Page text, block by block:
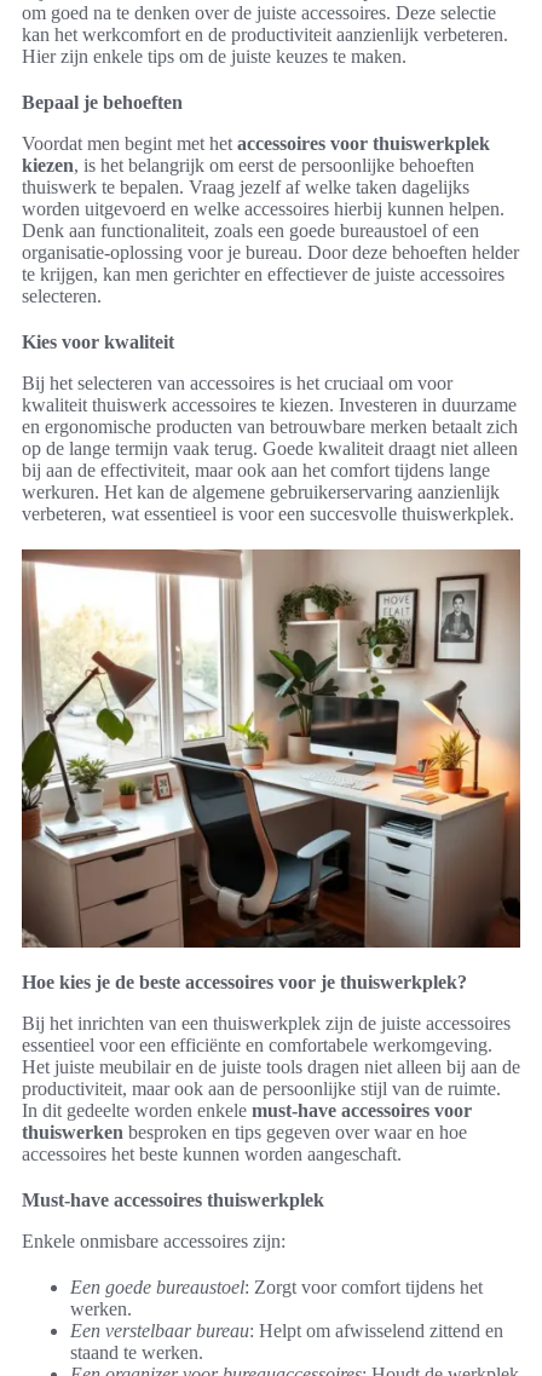
om goed na te denken over de juiste accessoires. Deze selectie
kan het werkcomfort en de productiviteit aanzienlijk verbeteren.
Hier zijn enkele tips om de juiste keuzes te maken.
Bepaal je behoeften
Voordat men begint met het accessoires voor thuiswerkplek
kiezen, is het belangrijk om eerst de persoonlijke behoeften
thuiswerk te bepalen. Vraag jezelf af welke taken dagelijks
worden uitgevoerd en welke accessoires hierbij kunnen helpen.
Denk aan functionaliteit, zoals een goede bureaustoel of een
organisatie-oplossing voor je bureau. Door deze behoeften helder
te krijgen, kan men gerichter en effectiever de juiste accessoires
selecteren.
Kies voor kwaliteit
Bij het selecteren van accessoires is het cruciaal om voor
kwaliteit thuiswerk accessoires te kiezen. Investeren in duurzame
en ergonomische producten van betrouwbare merken betaalt zich
op de lange termijn vaak terug. Goede kwaliteit draagt niet alleen
bij aan de effectiviteit, maar ook aan het comfort tijdens lange
werkuren. Het kan de algemene gebruikerservaring aanzienlijk
verbeteren, wat essentieel is voor een succesvolle thuiswerkplek.
Hoe kies je de beste accessoires voor je thuiswerkplek?
Bij het inrichten van een thuiswerkplek zijn de juiste accessoires
essentieel voor een efficiënte en comfortabele werkomgeving.
Het juiste meubilair en de juiste tools dragen niet alleen bij aan de
productiviteit, maar ook aan de persoonlijke stijl van de ruimte.
In dit gedeelte worden enkele must-have accessoires voor
thuiswerken besproken en tips gegeven over waar en hoe
accessoires het beste kunnen worden aangeschaft.
Must-have accessoires thuiswerkplek
Enkele onmisbare accessoires zijn:
Een goede bureaustoel: Zorgt voor comfort tijdens het
werken.
Een verstelbaar bureau: Helpt om afwisselend zittend en
staand te werken.